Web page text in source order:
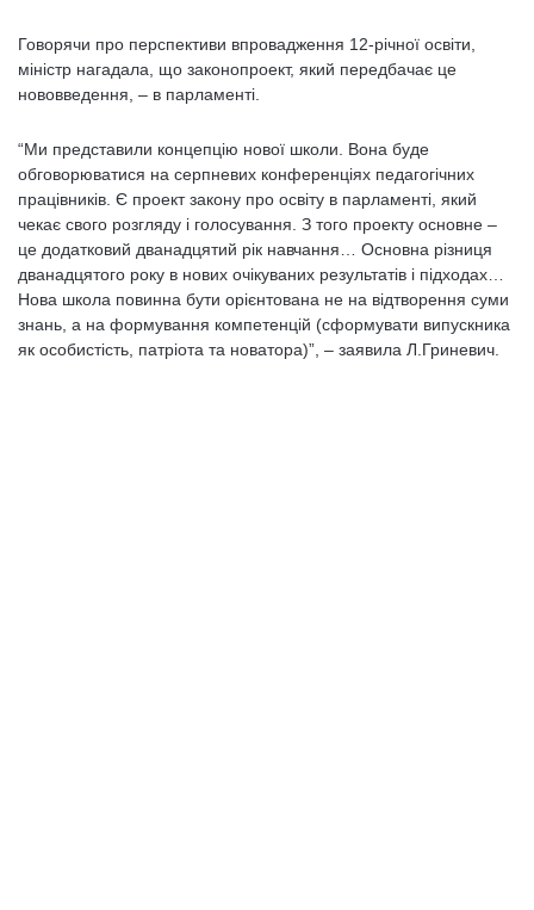
Говорячи про перспективи впровадження 12-річної освіти,
міністр нагадала, що законопроект, який передбачає це
нововведення, – в парламенті.
“Ми представили концепцію нової школи. Вона буде
обговорюватися на серпневих конференціях педагогічних
працівників. Є проект закону про освіту в парламенті, який
чекає свого розгляду і голосування. З того проекту основне –
це додатковий дванадцятий рік навчання… Основна різниця
дванадцятого року в нових очікуваних результатів і підходах…
Нова школа повинна бути орієнтована не на відтворення суми
знань, а на формування компетенцій (сформувати випускника
як особистість, патріота та новатора)”, – заявила Л.Гриневич.